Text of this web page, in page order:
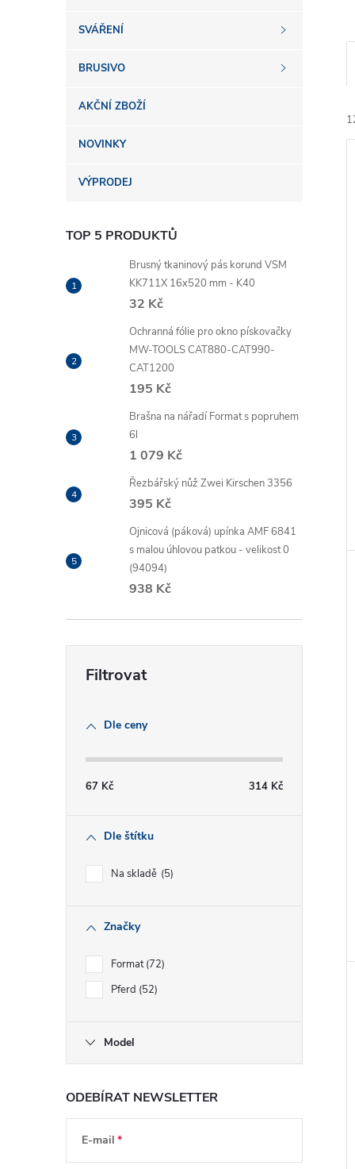
p
a
n
SVÁŘENÍ
BRUSIVO
AKČNÍ ZBOŽÍ
NOVINKY
VÝPRODEJ
TOP 5 PRODUKTŮ
Brusný tkaninový pás korund VSM
KK711X 16x520 mm - K40
32 Kč
Ochranná fólie pro okno pískovačky
MW-TOOLS CAT880-CAT990-
CAT1200
195 Kč
Brašna na nářadí Format s popruhem
6l
1 079 Kč
Řezbářský nůž Zwei Kirschen 3356
395 Kč
Ojnicová (páková) upínka AMF 6841
s malou úhlovou patkou - velikost 0
(94094)
938 Kč
Dle ceny
67 Kč 314 Kč
Dle štítku
Na skladě 5
Značky
Format 72
Pferd 52
Model
ODEBÍRAT NEWSLETTER
E-mail
a